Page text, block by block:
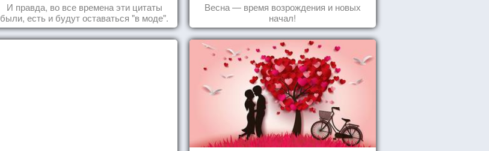
И правда, во все времена эти цитаты
были, есть и будут оставаться "в моде".
Весна — время возрождения и новых
начал!